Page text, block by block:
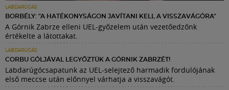
LABDARÚGÁS
BORBÉLY: "A HATÉKONYSÁGON JAVÍTANI KELL A VISSZAVÁGÓRA"
A Górnik Zabrze elleni UEL-győzelem után vezetőedzőnk
értékelte a látottakat.
LABDARÚGÁS
CORBU GÓLJÁVAL LEGYŐZTÜK A GÓRNIK ZABRZÉT!
Labdarúgócsapatunk az UEL-selejtező harmadik fordulójának
első meccse után előnnyel várhatja a visszavágót.